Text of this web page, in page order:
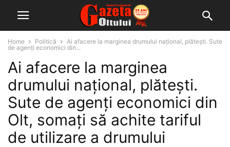
Home Politică
Ai afacere la marginea drumului naţional, plăteşti. Sute
de agenţi economici din...
Ai afacere la marginea
drumului naţional, plăteşti.
Sute de agenţi economici din
Olt, somaţi să achite tariful
de utilizare a drumului